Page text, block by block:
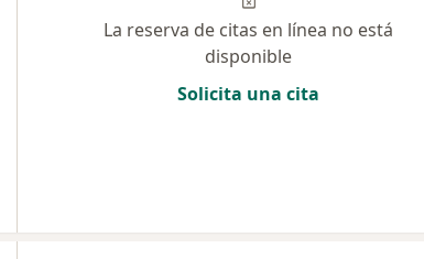
La reserva de citas en línea no está
disponible
Solicita una cita